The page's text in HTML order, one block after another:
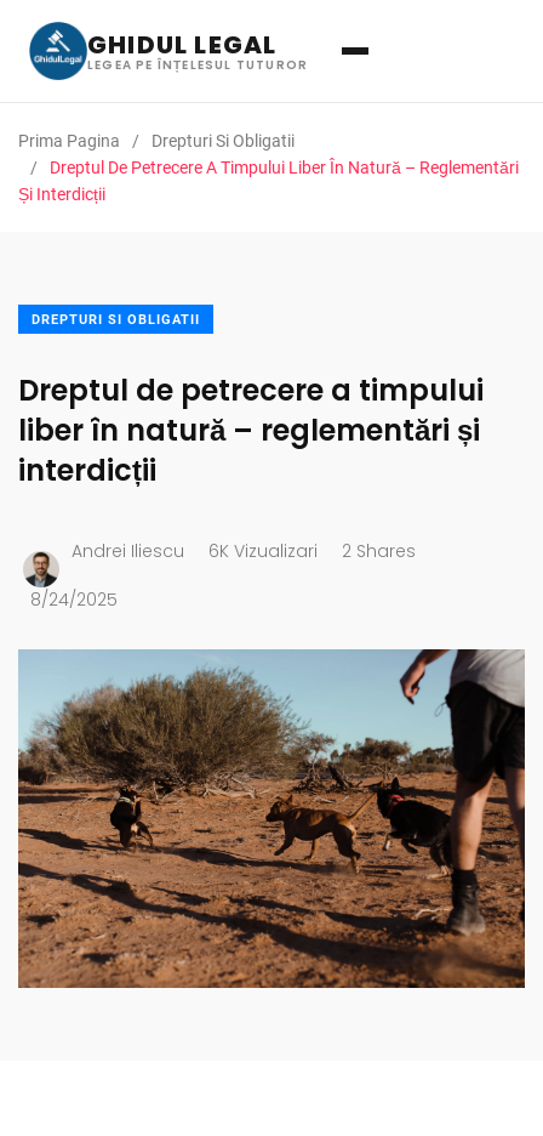
GHIDUL LEGAL
LEGEA PE ÎNȚELESUL TUTUROR
Prima Pagina
Drepturi Si Obligatii
Dreptul De Petrecere A Timpului Liber În Natură – Reglementări
Și Interdicții
DREPTURI SI OBLIGATII
Dreptul de petrecere a timpului
liber în natură – reglementări și
interdicții
Andrei Iliescu 6K Vizualizari 2 Shares
8/24/2025